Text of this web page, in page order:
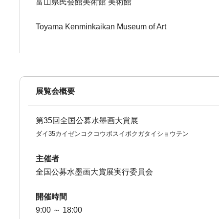
富山県民会館美術館 美術館
Toyama Kenminkaikan Museum of Art
展覧会概要
第35回全国公募水墨画大賞展
ダイ35カイゼンコクコウボスイボクガタイショウテン
主催者
全国公募水墨画大賞展実行委員会
開催時間
9:00 ～ 18:00